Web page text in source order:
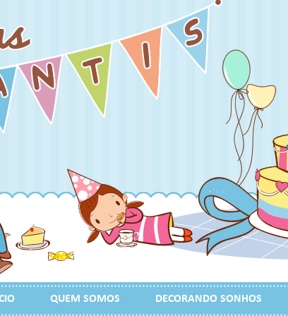
QUEM SOMOS DECORANDO SONHOS